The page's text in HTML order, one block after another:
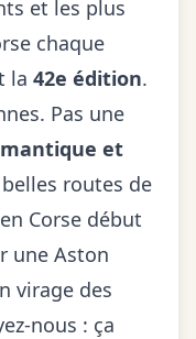
et les plus
chaque
la 42e édition.
Pas une
et
routes de
Corse début
une Aston
virage des
nous : ça